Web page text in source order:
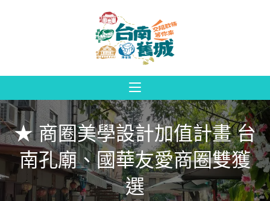
★ 商圈美學設計加值計畫 台
南孔廟、國華友愛商圈雙獲
選